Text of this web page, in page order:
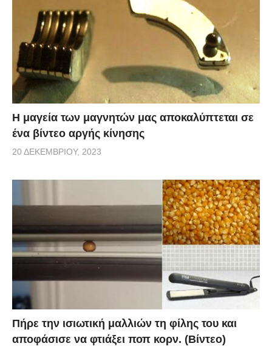
Η μαγεία των μαγνητών μας αποκαλύπτεται σε
ένα βίντεο αργής κίνησης
20 ΔΕΚΕΜΒΡΊΟΥ, 2023
Πήρε την ισιωτική μαλλιών τη φίλης του και
αποφάσισε να φτιάξει ποπ κορν. (Βίντεο)